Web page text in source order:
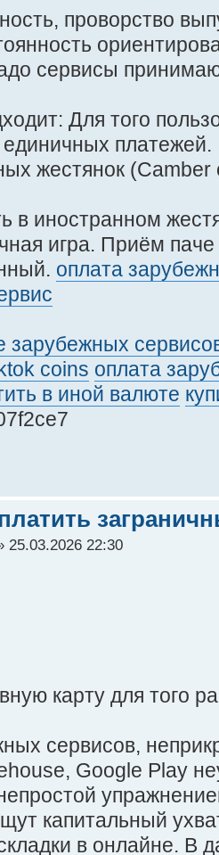
проворство
сервисы
Для того
платежей.
жестянок
в иностранном
игра. Приём паче
оплата
зарубежных
coins оплата
в иной валюте
25.03.2026 22:30
карту для того
сервисов,
Google Play
капитальный
в онлайне. В